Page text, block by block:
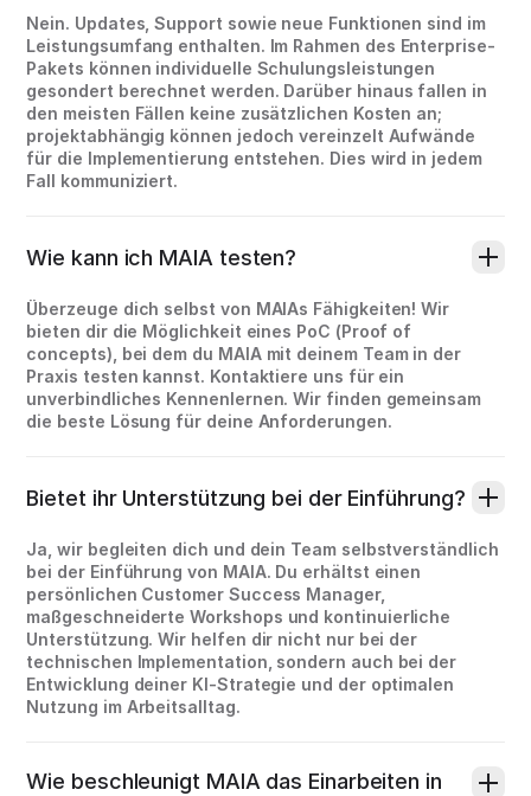
Nein. Updates, Support sowie neue Funktionen sind im
Leistungsumfang enthalten. Im Rahmen des Enterprise-
Pakets können individuelle Schulungsleistungen
gesondert berechnet werden. Darüber hinaus fallen in
den meisten Fällen keine zusätzlichen Kosten an;
projektabhängig können jedoch vereinzelt Aufwände
für die Implementierung entstehen. Dies wird in jedem
Fall kommuniziert.
Wie kann ich MAIA testen?
Überzeuge dich selbst von MAIAs Fähigkeiten! Wir
bieten dir die Möglichkeit eines PoC (Proof of
concepts), bei dem du MAIA mit deinem Team in der
Praxis testen kannst. Kontaktiere uns für ein
unverbindliches Kennenlernen. Wir finden gemeinsam
die beste Lösung für deine Anforderungen.
Bietet ihr Unterstützung bei der Einführung?
Ja, wir begleiten dich und dein Team selbstverständlich
bei der Einführung von MAIA. Du erhältst einen
persönlichen Customer Success Manager,
maßgeschneiderte Workshops und kontinuierliche
Unterstützung. Wir helfen dir nicht nur bei der
technischen Implementation, sondern auch bei der
Entwicklung deiner KI-Strategie und der optimalen
Nutzung im Arbeitsalltag.
Wie beschleunigt MAIA das Einarbeiten in